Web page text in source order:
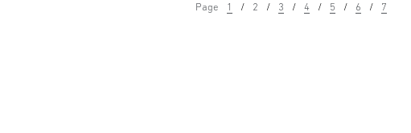
Page 1 2 3 4 5 6 7